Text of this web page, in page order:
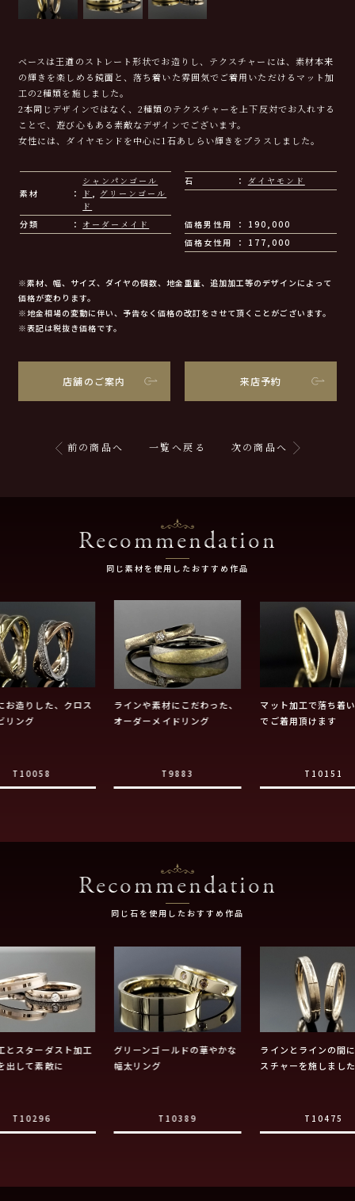
ベースは王道のストレート形状でお造りし、テクスチャーには、素材本来
の輝きを楽しめる鏡面と、落ち着いた雰囲気でご着用いただけるマット加
工の2種類を施しました。
2本同じデザインではなく、2種類のテクスチャーを上下反対でお入れする
ことで、遊び心もある素敵なデザインでございます。
女性には、ダイヤモンドを中心に1石あしらい輝きをプラスしました。
素材
シャンパンゴール
ド
グリーンゴール
ド
石 ダイヤモンド
分類 オーダーメイド 価格男性用
190,000
価格女性用
177,000
※素材、幅、サイズ、ダイヤの個数、地金重量、追加加工等のデザインによって
価格が変わります。
※地金相場の変動に伴い、予告なく価格の改訂をさせて頂くことがございます。
※表記は税抜き価格です。
店舗のご案内 来店予約
前の商品へ 一覧へ戻る 次の商品へ
Recommendation
同じ素材を使用したおすすめ作品
お造りした、クロス
リング
T10058
ラインや素材にこだわった、
オーダーメイドリング
T9883
マット加工で落ち着
でご着用頂けます
T10151
Recommendation
同じ石を使用したおすすめ作品
とスターダスト加工
出して素敵に
T10296
グリーンゴールドの華やかな
幅太リング
T10389
ラインとラインの間
スチャーを施しました
T10475